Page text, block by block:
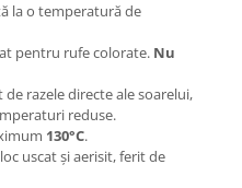
la o temperatură de
pentru rufe colorate. Nu
razele directe ale soarelui,
reduse.
130°C.
uscat și aerisit, ferit de